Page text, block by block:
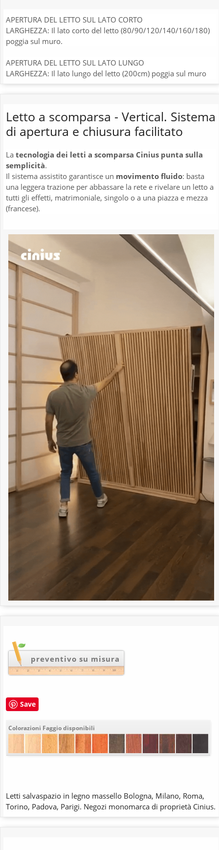
APERTURA DEL LETTO SUL LATO CORTO
LARGHEZZA: Il lato corto del letto (80/90/120/140/160/180)
poggia sul muro.
APERTURA DEL LETTO SUL LATO LUNGO
LARGHEZZA: Il lato lungo del letto (200cm) poggia sul muro
Letto a scomparsa - Vertical. Sistema
di apertura e chiusura facilitato
Latecnologia dei letti a scomparsa Cinius punta sulla
semplicità.
Il sistema assistito garantisce un movimento fluido: basta
una leggera trazione per abbassare la rete e rivelare un letto a
tutti gli effetti, matrimoniale, singolo o a una piazza e mezza
(francese).
preventivo su misura
Save
Colorazioni Faggio disponibili
Letti salvaspazio in legno massello Bologna, Milano, Roma,
Torino, Padova, Parigi. Negozi monomarca di proprietà Cinius.